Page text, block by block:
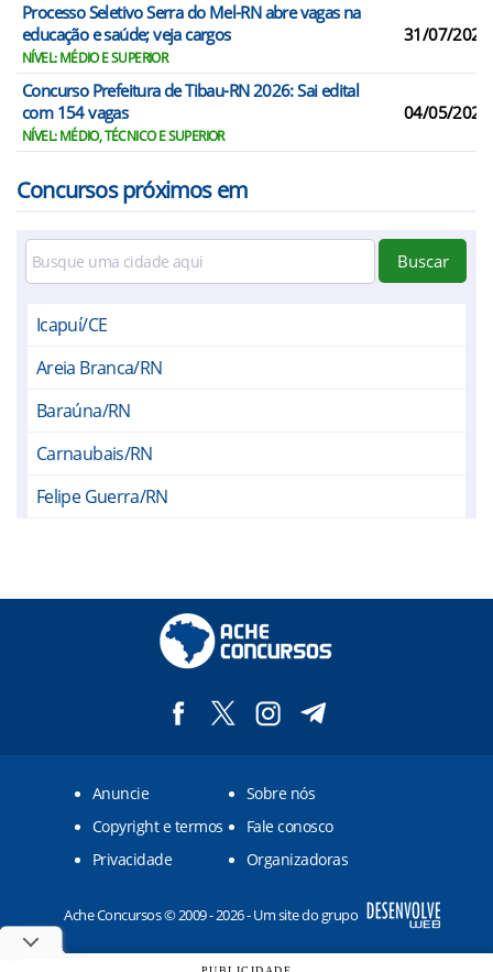
Processo Seletivo Serra do Mel-RN abre vagas na
educação e saúde; veja cargos
NÍVEL: MÉDIO E SUPERIOR
31/07/2026
Concurso Prefeitura de Tibau-RN 2026: Sai edital
com 154 vagas
NÍVEL: MÉDIO, TÉCNICO E SUPERIOR
04/05/2026
Concursos próximos em
Buscar
Icapuí/CE
Areia Branca/RN
Baraúna/RN
Carnaubais/RN
Felipe Guerra/RN
Anuncie
Sobre nós
Copyright e termos
Fale conosco
Privacidade
Organizadoras
Ache Concursos © 2009 - 2026 - Um site do grupo